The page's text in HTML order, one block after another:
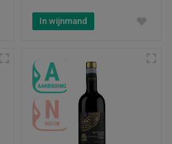
In wijnmand